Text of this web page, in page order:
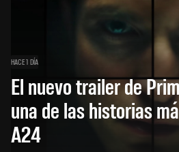
HACE 1 DÍA
El nuevo trailer de
una de las historias
A24